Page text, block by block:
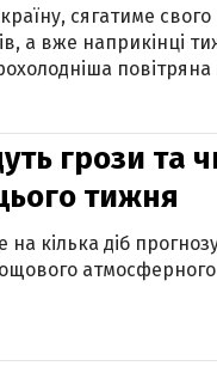
сягатиме свого
а вже наприкінці
повітряна
грози та
тижня
на кілька діб